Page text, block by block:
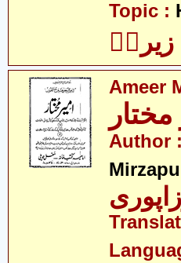
Topic :
زیراؑ
Ameer
مختار
Author :